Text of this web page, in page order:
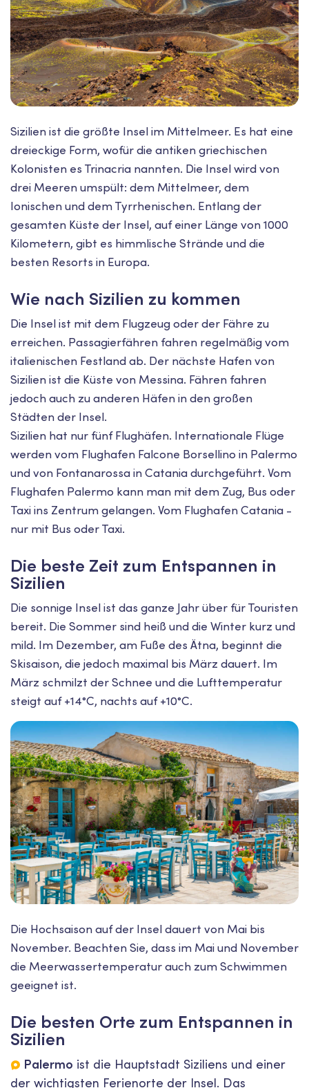
Sizilien ist die größte Insel im Mittelmeer. Es hat eine
dreieckige Form, wofür die antiken griechischen
Kolonisten es Trinacria nannten. Die Insel wird von
drei Meeren umspült: dem Mittelmeer, dem
Ionischen und dem Tyrrhenischen. Entlang der
gesamten Küste der Insel, auf einer Länge von 1000
Kilometern, gibt es himmlische Strände und die
besten Resorts in Europa.
Wie nach Sizilien zu kommen
Die Insel ist mit dem Flugzeug oder der Fähre zu
erreichen. Passagierfähren fahren regelmäßig vom
italienischen Festland ab. Der nächste Hafen von
Sizilien ist die Küste von Messina. Fähren fahren
jedoch auch zu anderen Häfen in den großen
Städten der Insel.
Sizilien hat nur fünf Flughäfen. Internationale Flüge
werden vom Flughafen Falcone Borsellino in Palermo
und von Fontanarossa in Catania durchgeführt. Vom
Flughafen Palermo kann man mit dem Zug, Bus oder
Taxi ins Zentrum gelangen. Vom Flughafen Catania -
nur mit Bus oder Taxi.
Die beste Zeit zum Entspannen in
Sizilien
Die sonnige Insel ist das ganze Jahr über für Touristen
bereit. Die Sommer sind heiß und die Winter kurz und
mild. Im Dezember, am Fuße des Ätna, beginnt die
Skisaison, die jedoch maximal bis März dauert. Im
März schmilzt der Schnee und die Lufttemperatur
steigt auf +14°C, nachts auf +10°C.
Die Hochsaison auf der Insel dauert von Mai bis
November. Beachten Sie, dass im Mai und November
die Meerwassertemperatur auch zum Schwimmen
geeignet ist.
Die besten Orte zum Entspannen in
Sizilien
Palermo ist die Hauptstadt Siziliens und einer
der wichtigsten Ferienorte der Insel. Das